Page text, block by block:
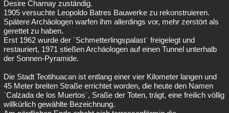
Desire Charnay zuständig.
1905 versuchte Leopoldo Batres Bauwerke zu rekonstruieren.
Spätere Archäologen warfen ihm allerdings vor, mehr zerstört als
gerettet zu haben.
Erst 1962 wurde der `Schmetterlingspalast` freigelegt und
restauriert, 1971 stießen Archäologen auf einen Tunnel unterhalb
der Sonnen-Pyramide.
Die Stadt Teotihuacan ist entlang einer vier Kilometer langen und
45 Meter breiten Straße errichtet worden, die heute den Namen
`Calzada de los Muertos`, Sraße der Toten, trägt, eine freilich völlig
willkürlich gewählte Bezeichnung.